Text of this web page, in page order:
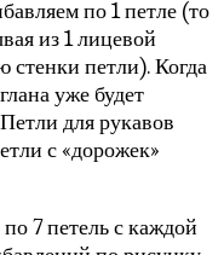
по 1 петле (то
из 1 лицевой
петли). Когда
уже будет
для рукавов
с «дорожек»
7 петель с каждой